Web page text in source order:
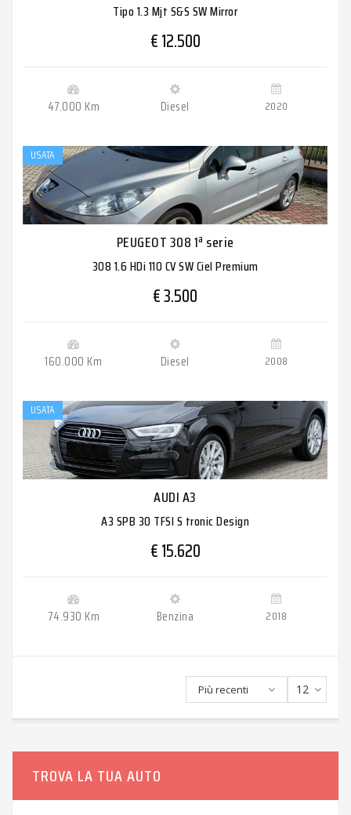
Tipo 1.3 Mjt S&S SW Mirror
€ 12.500
47.000 Km Diesel 2020
USATA
PEUGEOT 308 1ª serie
308 1.6 HDi 110 CV SW Ciel Premium
€ 3.500
160.000 Km Diesel 2008
USATA
AUDI A3
A3 SPB 30 TFSI S tronic Design
€ 15.620
74.930 Km Benzina 2018
12
Più recenti
TROVA LA TUA AUTO